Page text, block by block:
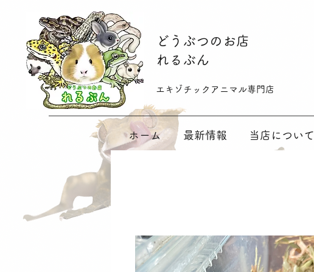
​どうぶつのお店
れるぶん
​​エキゾチックアニマル専門店
ホーム 最新情報 当店について